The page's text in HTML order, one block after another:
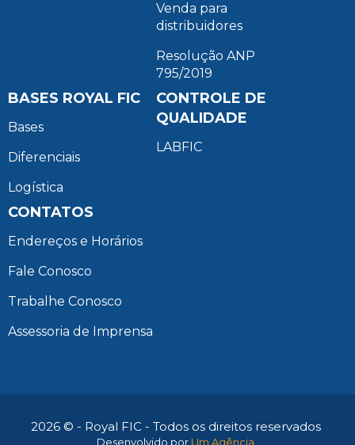
Venda para
distribuidores
Resolução ANP
795/2019
BASES ROYAL FIC
Bases
Diferenciais
Logística
CONTROLE DE
QUALIDADE
LABFIC
CONTATOS
Endereços e Horários
Fale Conosco
Trabalhe Conosco
Assessoria de Imprensa
2026 © - Royal FIC - Todos os direitos reservados
Desenvolvido por Um Agência